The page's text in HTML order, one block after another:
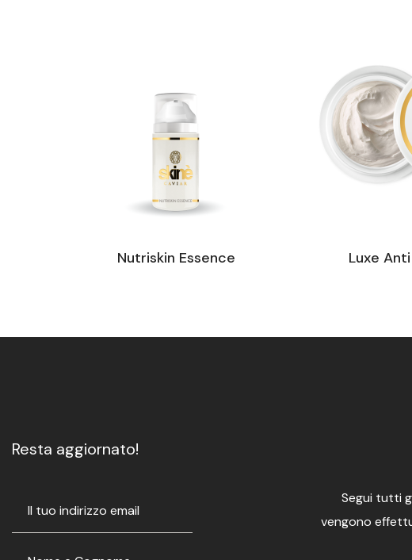
Nutriskin Essence Luxe
Resta aggiornato!
Segui tutti
vengono